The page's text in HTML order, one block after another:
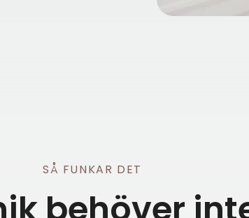
SÅ FUNKAR DET